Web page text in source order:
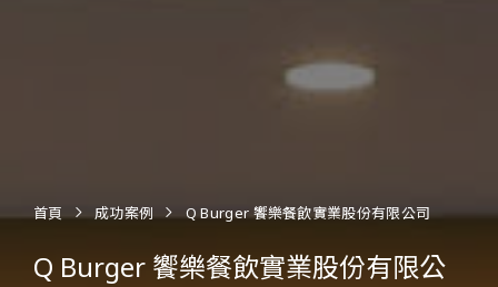
首頁 成功案例 Q Burger 饗樂餐飲實業股份有限公司
Q Burger 饗樂餐飲實業股份有限公